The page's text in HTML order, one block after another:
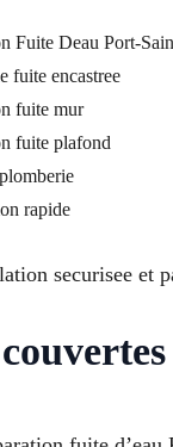
Fuite Deau Port-
fuite encastree
fuite mur
fuite plafond
rapide
securisee et